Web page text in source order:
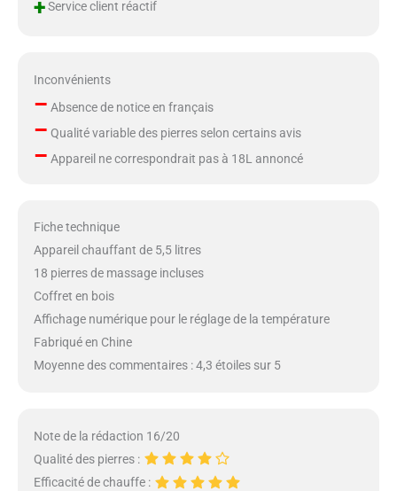
+Service client réactif
Inconvénients
– Absence de notice en français
– Qualité variable des pierres selon certains avis
– Appareil ne correspondrait pas à 18L annoncé
Fiche technique
Appareil chauffant de 5,5 litres
18 pierres de massage incluses
Coffret en bois
Affichage numérique pour le réglage de la température
Fabriqué en Chine
Moyenne des commentaires : 4,3 étoiles sur 5
Note de la rédaction 16/20
Qualité des pierres :
Efficacité de chauffe :